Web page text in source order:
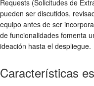
Requests (Solicitudes de
pueden ser discutidos,
equipo antes de ser
de funcionalidades fomenta
ideación hasta el despliegue.
Características